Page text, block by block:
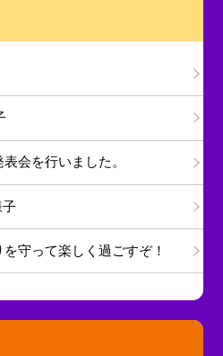
会を行いました。
守って楽しく過ごすぞ！